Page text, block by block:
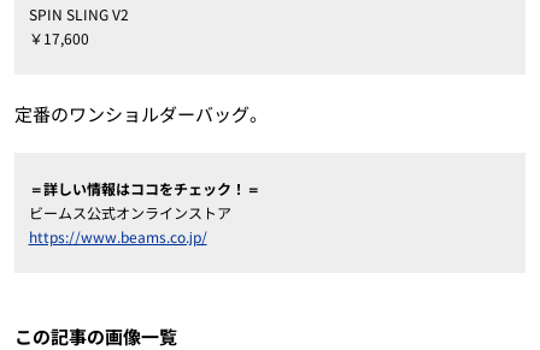
SPIN SLING V2
￥17,600
定番のワンショルダーバッグ。
＝詳しい情報はココをチェック！＝
ビームス公式オンラインストア
https://www.beams.co.jp/
この記事の画像一覧